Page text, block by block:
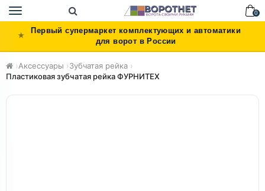
Toggle
navigation
0
Первый супермаркет комплектующих и автоматики
для ворот в России
›Аксессуары ›Зубчатая рейка ›
Пластиковая зубчатая рейка ФУРНИТЕХ